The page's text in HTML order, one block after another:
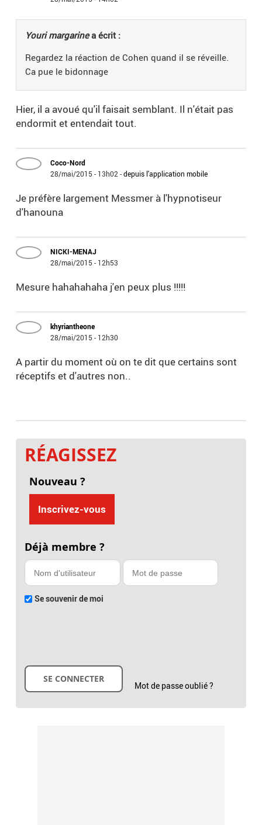
Youri margarinea écrit :
Regardez la réaction de Cohen quand il se réveille.
Ca pue le bidonnage
Hier, il a avoué qu'il faisait semblant. Il n'était pas
endormit et entendait tout.
Coco-Nord
28/mai/2015 - 13h02 -depuis l'application mobile
Je préfère largement Messmer à l'hypnotiseur
d'hanouna
NICKI-MENAJ
28/mai/2015 - 12h53
Mesure hahahahaha j'en peux plus !!!!!
khyriantheone
28/mai/2015 - 12h30
A partir du moment où on te dit que certains sont
réceptifs et d'autres non..
RÉAGISSEZ
Nouveau ?
Inscrivez-vous
Déjà membre ?
Se souvenir de moi
Mot de passe oublié ?